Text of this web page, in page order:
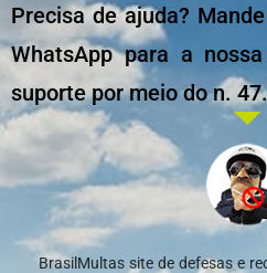
Precisa de ajuda?
WhatsApp para a
suporte por meio do n.
BrasilMultas site de defesas e